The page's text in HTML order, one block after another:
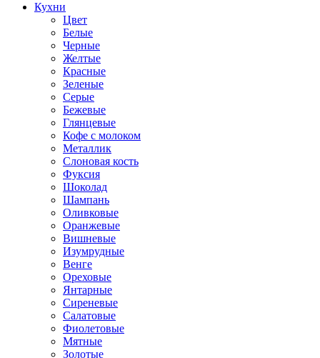
Кухни
Цвет
Белые
Черные
Желтые
Красные
Зеленые
Серые
Бежевые
Глянцевые
Кофе с молоком
Металлик
Слоновая кость
Фуксия
Шоколад
Шампань
Оливковые
Оранжевые
Вишневые
Изумрудные
Венге
Ореховые
Янтарные
Сиреневые
Салатовые
Фиолетовые
Мятные
Золотые